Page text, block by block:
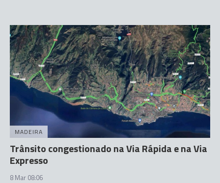
MADEIRA
Trânsito congestionado na Via Rápida e na Via
Expresso
8 Mar 08:06